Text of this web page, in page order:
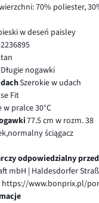
70% poliester,
w deseń paisley
Długie nogawki
Szerokie w udach
Fit
w pralce 30°C
77.5 cm w rozm. 38
ściągacz
odpowiedzialny przed
mbH | Haldesdorfer
https://www.bonprix.pl/